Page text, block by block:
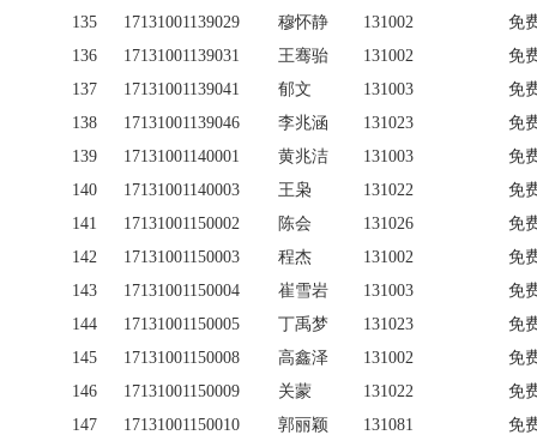
135
17131001139029 穆怀静 131002
免
136
17131001139031 王骞骀 131002
免
137
17131001139041 郁文 131003
免
138
17131001139046 李兆涵 131023
免
139
17131001140001 黄兆洁 131003
免
140
17131001140003 王枭 131022
免
141
17131001150002 陈会 131026
免
142
17131001150003 程杰 131002
免
143
17131001150004 崔雪岩 131003
免
144
17131001150005 丁禹梦 131023
免
145
17131001150008 高鑫泽 131002
免
146
17131001150009 关蒙 131022
免
147
17131001150010 郭丽颖 131081
免